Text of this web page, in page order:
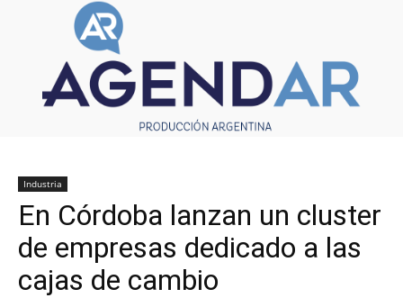
Industria
En Córdoba lanzan un cluster
de empresas dedicado a las
cajas de cambio